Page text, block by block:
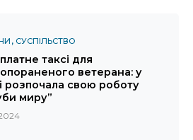
СУСПІЛЬСТВО
таксі для
ветерана: у
розпочала свою роботу
миру”